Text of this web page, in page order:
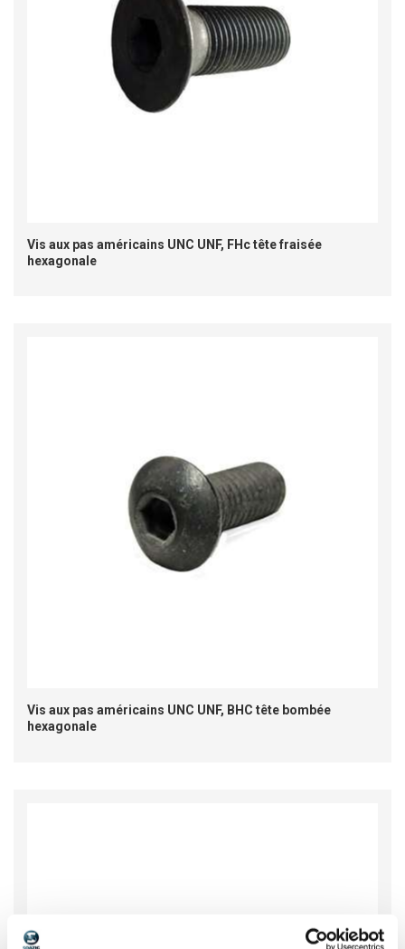
Vis aux pas américains UNC UNF, FHc tête fraisée
hexagonale
Vis aux pas américains UNC UNF, BHC tête bombée
hexagonale